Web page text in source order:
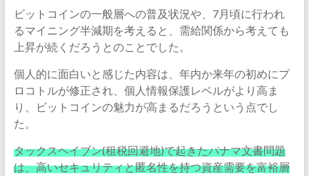
ビットコインの一般層への普及状況や、7月頃に行われ
るマイニング半減期を考えると、需給関係から考えても
上昇が続くだろうとのことでした。
個人的に面白いと感じた内容は、年内か来年の初めにプ
ロコトルが修正され、個人情報保護レベルがより高ま
り、ビットコインの魅力が高まるだろうという点でし
た。
タックスヘイブン(租税回避地)で起きたパナマ文書問題
は、高いセキュリティと匿名性を持つ資産需要を富裕層